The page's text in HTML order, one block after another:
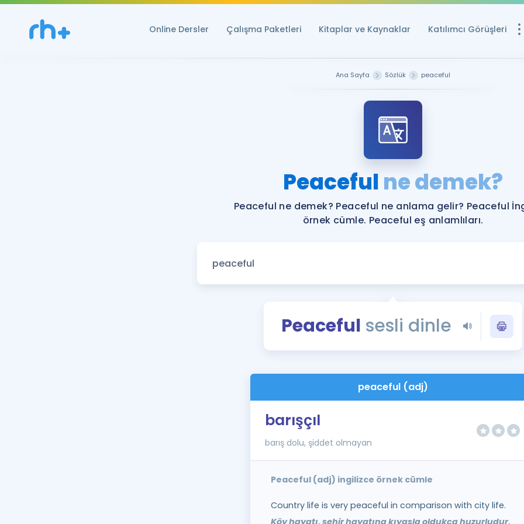
Online Dersler Çalışma Paketleri Kitaplar ve Kaynaklar Katılımcı Görüşleri
YDS ve YÖKDİL
Rehberlik Aracı
YDS ve YÖKDİL'e
Tüm ÖSYM
YDS - YÖKDİL
İngilizce Gramer
Ana Sayfa Sözlük peaceful
Peacefulne demek?
Peaceful ne demek? Peaceful ne anlama gelir? Peaceful
örnek cümle. Peaceful eş anlamlıları.
Peaceful sesli dinle
peaceful (adj)
barışçıl
barış dolu, şiddet olmayan
Peaceful (adj) ingilizce örnek cümle
Country life is very peaceful in comparison with city life.
Köy hayatı, şehir hayatına kıyasla oldukça huzurludur.